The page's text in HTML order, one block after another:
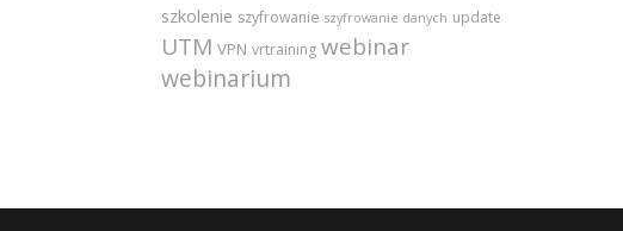
szkolenie szyfrowanie szyfrowanie danych update
UTM VPN vrtraining webinar
webinarium